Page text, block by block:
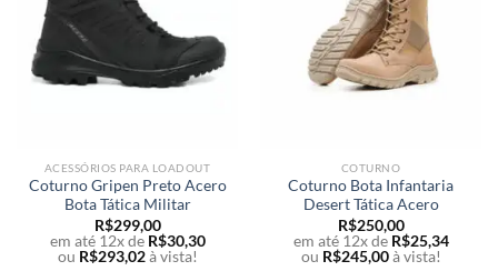
As
opções
ser
do
produto
ACESSÓRIOS PARA LOADOUT
Coturno Gripen Preto Acero
Bota Tática Militar
R$299,00
em até 12x de R$30,30
ou R$293,02 à vista!
COTURNO
Coturno Bota Infantaria
Desert Tática Acero
R$250,00
em até 12x de R$25,34
ou R$245,00 à vista!